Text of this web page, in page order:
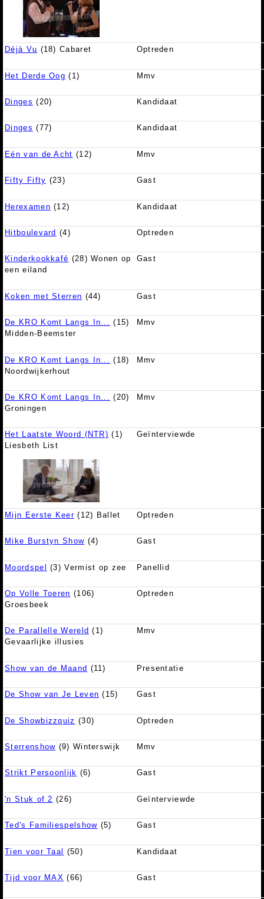
Déjà Vu (18) Cabaret Optreden
Het Derde Oog (1) Mmv
Dinges (20) Kandidaat
Dinges (77) Kandidaat
Eén van de Acht (12) Mmv
Fifty Fifty (23) Gast
Herexamen (12) Kandidaat
Hitboulevard (4) Optreden
Kinderkookkafé (28) Wonen op
een eiland
Gast
Koken met Sterren (44) Gast
De KRO Komt Langs In... (15)
Midden-Beemster
Mmv
De KRO Komt Langs In...
(18)
Noordwijkerhout
Mmv
De KRO Komt Langs In... (20)
Groningen
Mmv
Het Laatste Woord (NTR) (1)
Liesbeth List
Geïnterviewde
Mijn Eerste Keer(12) Ballet Optreden
Mike Burstyn Show (4) Gast
Moordspel (3) Vermist op zee Panellid
Op Volle Toeren (106)
Groesbeek
Optreden
De Parallelle Wereld (1)
Gevaarlijke illusies
Mmv
Show van de Maand (11) Presentatie
De Show van Je Leven (15) Gast
De Showbizzquiz (30) Optreden
Sterrenshow (9) Winterswijk Mmv
Strikt Persoonlijk (6) Gast
'n Stuk of 2 (26) Geïnterviewde
Ted's Familiespelshow (5) Gast
Tien voor Taal (50) Kandidaat
Tijd voor MAX (66) Gast